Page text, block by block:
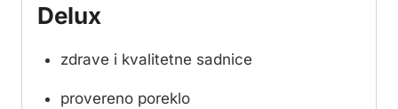
Delux
zdrave i kvalitetne sadnice
provereno poreklo